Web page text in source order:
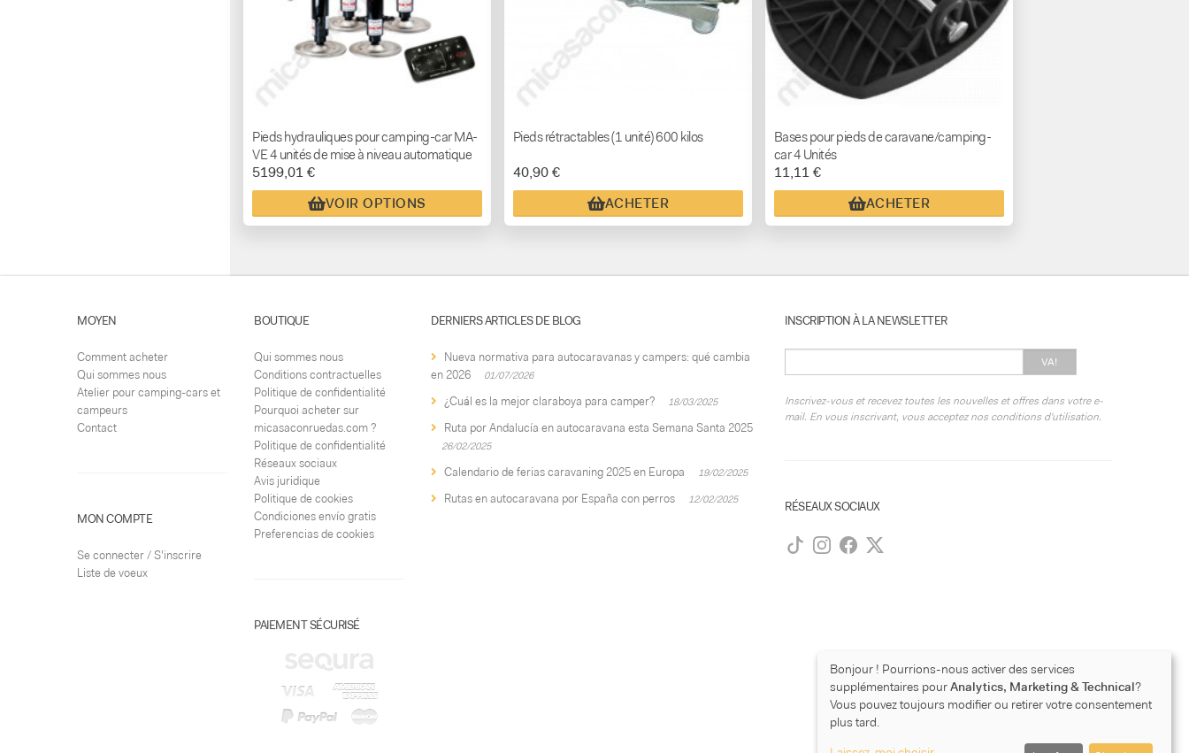
Pieds hydrauliques pour camping-car MA-
VE 4 unités de mise à niveau automatique
5199,01 €
VOIR OPTIONS
Pieds rétractables (1 unité) 600 kilos
40,90 €
ACHETER
Bases pour pieds de caravane/camping-
car 4 Unités
11,11 €
ACHETER
MOYEN
Comment acheter
Qui sommes nous
Atelier pour camping-cars et
campeurs
Contact
MON COMPTE
Se connecter / S'inscrire
Liste de voeux
BOUTIQUE
Qui sommes nous
Conditions contractuelles
Politique de confidentialité
Pourquoi acheter sur
micasaconruedas.com ?
Politique de confidentialité
Réseaux sociaux
Avis juridique
Politique de cookies
Condiciones envío gratis
Preferencias de cookies
PAIEMENT SÉCURISÉ
DERNIERS ARTICLES DE BLOG
Nueva normativa para autocaravanas y campers: qué cambia
en 2026
01/07/2026
¿Cuál es la mejor claraboya para camper? 18/03/2025
Ruta por Andalucía en autocaravana esta Semana Santa 2025
26/02/2025
Calendario de ferias caravaning 2025 en Europa 19/02/2025
Rutas en autocaravana por España con perros 12/02/2025
INSCRIPTION À LA NEWSLETTER
VA!
Inscrivez-vous et recevez toutes les nouvelles et offres dans votre e-
mail. En vous inscrivant, vous acceptez nos conditions d'utilisation.
RÉSEAUX SOCIAUX
Bonjour ! Pourrions-nous activer des services
supplémentaires pourAnalytics, Marketing & Technical?
Vous pouvez toujours modifier ou retirer votre consentement
plus tard.